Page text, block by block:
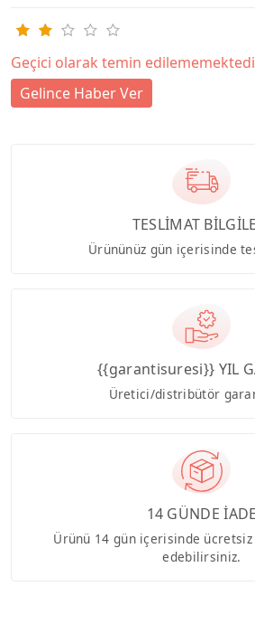
Geçici olarak temin
Gelince Haber Ver
TESLİMAT
Ürününüz gün içerisinde
{{garantisuresi}} YIL
Üretici/distribütör
14 GÜNDE İADE
Ürünü 14 gün içerisinde
edebilirsiniz.